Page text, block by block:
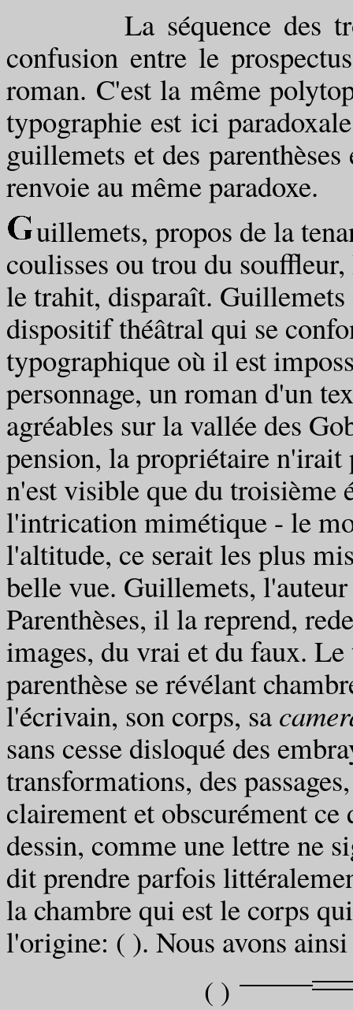
La séquence des trois
confusion entre le
roman. C'est la même
typographie est ici
guillemets et des
renvoie au même paradoxe.
uillemets, propos de la
coulisses ou trou du
le trahit, disparaît. Guillemets
dispositif théâtral qui se
typographique où il est
personnage, un roman d'un
agréables sur la vallée des
pension, la propriétaire n'irait
n'est visible que du troisième
l'intrication mimétique - le
l'altitude, ce serait les plus
belle vue. Guillemets,
Parenthèses, il la reprend,
images, du vrai et du faux. Le
parenthèse se révélant
l'écrivain, son corps, sa
sans cesse disloqué des
transformations, des
clairement et obscurément
dessin, comme une lettre ne
dit prendre parfois
la chambre qui est le corps
l'origine: ( ). Nous avons
( )